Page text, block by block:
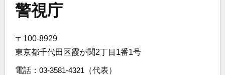
警視庁
〒100-8929
東京都千代田区霞が関2丁目1番1号
電話： 03-3581-4321 （代表）